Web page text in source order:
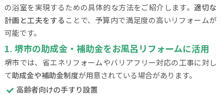
の浴室を実現するための具体的な方法をご紹介します。 適切な
計画と工夫をする ことで、予算内で満足度の高いリフォームが
可能です。
1. 堺市の助成金・補助金をお風呂リフォームに活用
堺市では、省エネリフォームやバリアフリー対応の工事に対し
て助成金や補助金制度が用意されている場合があります。
高齢者向けの手すり設置